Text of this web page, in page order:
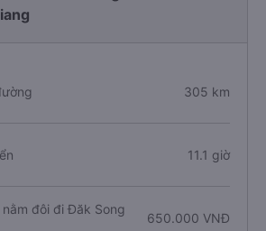
305 km
11.1 giờ
đôi đi Đăk Song
650.000 VNĐ